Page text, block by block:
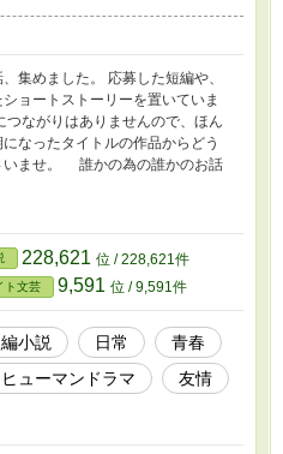
集めました。 応募した短編や、
ョートストーリーを置いていま
つながりはありませんので、ほん
なったタイトルの作品からどう
いませ。 誰かの為の誰かのお話
228,621 位 / 228,621件
ト文芸 9,591 位 / 9,591件
小説 日常
青春
ヒューマンドラマ
友情